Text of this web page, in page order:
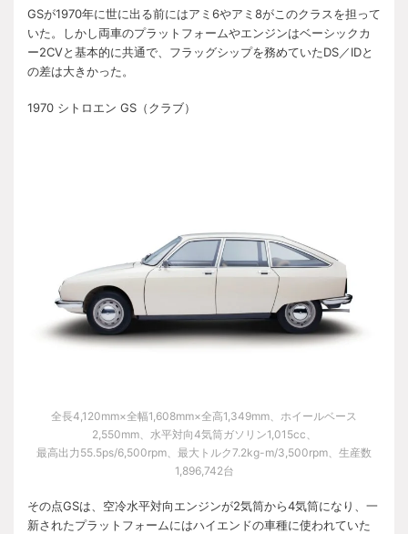
GSが1970年に世に出る前にはアミ6やアミ8がこのクラスを担って
いた。しかし両車のプラットフォームやエンジンはベーシックカ
ー2CVと基本的に共通で、フラッグシップを務めていたDS／IDと
の差は大きかった。
1970 シトロエン GS（クラブ）
全長4,120mm×全幅1,608mm×全高1,349mm、ホイールベース
2,550mm、水平対向4気筒ガソリン1,015cc、
最高出力55.5ps/6,500rpm、最大トルク7.2kg-m/3,500rpm、生産数
1,896,742台
その点GSは、空冷水平対向エンジンが2気筒から4気筒になり、一
新されたプラットフォームにはハイエンドの車種に使われていた